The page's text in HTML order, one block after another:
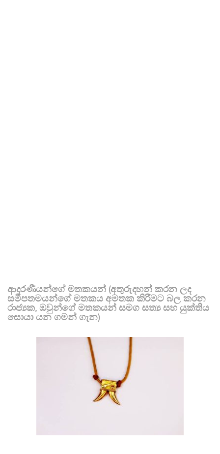
ආදරණීයන්ගේ මතකයන් (අතුරුදහන් කරන ලද
සමීපතමයන්ගේ මතකය අමතක කිරීමට බල කරන
රාජ්‍යක, ඔවුන්ගේ මතකයන් සමග සත්‍ය සහ යුක්තිය
සොයා යන ගමන් ගැන)